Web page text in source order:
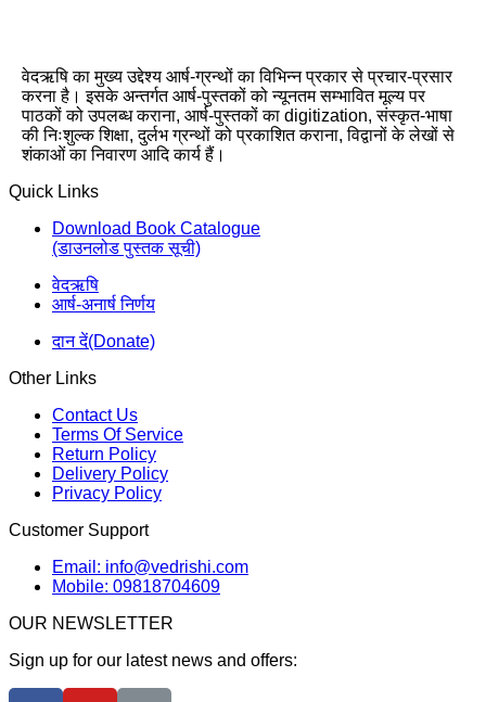
वेदऋषि का मुख्य उद्देश्य आर्ष-ग्रन्थों का विभिन्न प्रकार से प्रचार-प्रसार
करना है। इसके अन्तर्गत आर्ष-पुस्तकों को न्यूनतम सम्भावित मूल्य पर
पाठकों को उपलब्ध कराना, आर्ष-पुस्तकों का digitization, संस्कृत-भाषा
की निःशुल्क शिक्षा, दुर्लभ ग्रन्थों को प्रकाशित कराना, विद्वानों के लेखों से
शंकाओं का निवारण आदि कार्य हैं।
Quick Links
Download Book Catalogue
(डाउनलोड पुस्तक सूची)
वेदऋषि
आर्ष-अनार्ष निर्णय
दान दें(Donate)
Other Links
Contact Us
Terms Of Service
Return Policy
Delivery Policy
Privacy Policy
Customer Support
Email: info@vedrishi.com
Mobile: 09818704609
OUR NEWSLETTER
Sign up for our latest news and offers: